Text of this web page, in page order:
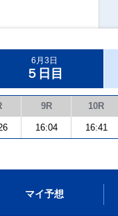
6月3日
５日目
9R 10R
16:04 16:41
マイ予想